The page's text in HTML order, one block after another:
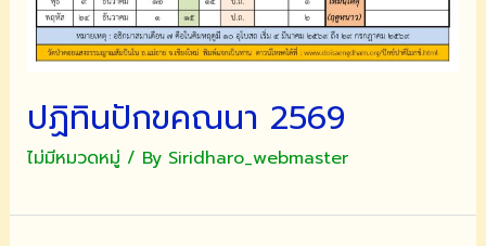
ปฏิทินปักขคณนา 2569
ไม่มีหมวดหมู่ / By Siridharo_webmaster